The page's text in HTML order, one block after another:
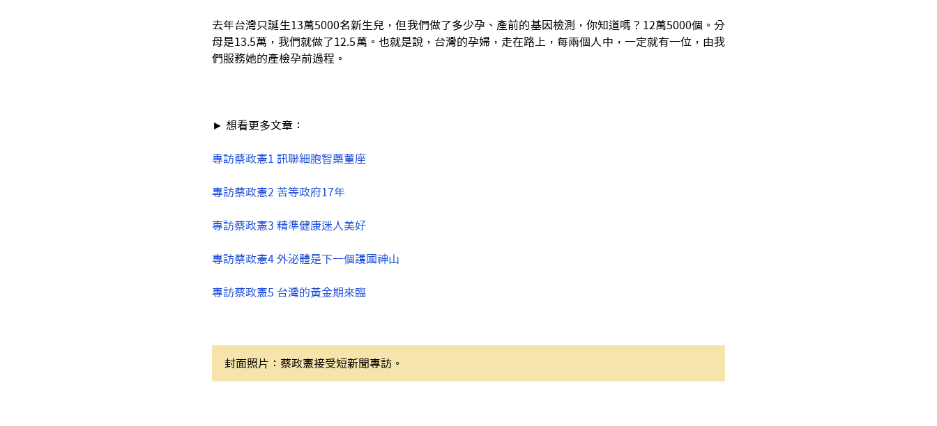
去年台灣只誕生13萬5000名新生兒，但我們做了多少孕、產前的基因檢測，你知道嗎？12萬5000個。分
母是13.5萬，我們就做了12.5萬。也就是說，台灣的孕婦，走在路上，每兩個人中，一定就有一位，由我
們服務她的產檢孕前過程。
► 想看更多文章：
專訪蔡政憲1 訊聯細胞智藥董座
專訪蔡政憲2 苦等政府17年
專訪蔡政憲3 精準健康迷人美好
專訪蔡政憲4 外泌體是下一個護國神山
專訪蔡政憲5 台灣的黃金期來臨
封面照片：蔡政憲接受短新聞專訪。